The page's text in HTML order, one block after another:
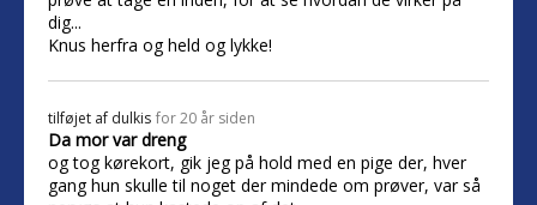
dig...
Knus herfra og held og lykke!
tilføjet af dulkis for 20 år siden
Da mor var dreng
og tog kørekort, gik jeg på hold med en pige der, hver
gang hun skulle til noget der mindede om prøver, var så